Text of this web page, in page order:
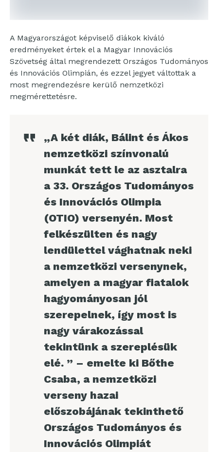
A Magyarországot képviselő diákok kiváló
eredményeket értek el a Magyar Innovációs
Szövetség által megrendezett Országos Tudományos
és Innovációs Olimpián, és ezzel jegyet váltottak a
most megrendezésre kerülő nemzetközi
megmérettetésre.
„A két diák, Bálint és Ákos
nemzetközi színvonalú
munkát tett le az asztalra
a 33. Országos Tudományos
és Innovációs Olimpia
(OTIO) versenyén. Most
felkészülten és nagy
lendülettel vághatnak neki
a nemzetközi versenynek,
amelyen a magyar fiatalok
hagyományosan jól
szerepelnek, így most is
nagy várakozással
tekintünk a szereplésük
elé. ” – emelte ki Bőthe
Csaba, a nemzetközi
verseny hazai
előszobájának tekinthető
Országos Tudományos és
Innovációs Olimpiát